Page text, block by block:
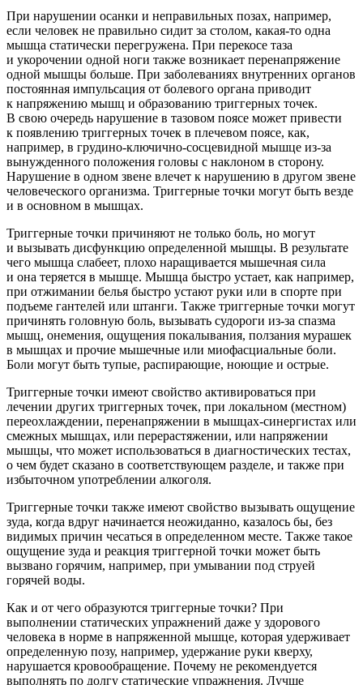
При нарушении осанки и неправильных позах, например,
если человек не правильно сидит за столом, какая-то одна
мышца статически перегружена. При перекосе таза
и укорочении одной ноги также возникает перенапряжение
одной мышцы больше. При заболеваниях внутренних органов
постоянная импульсация от болевого органа приводит
к напряжению мышц и образованию триггерных точек.
В свою очередь нарушение в тазовом поясе может привести
к появлению триггерных точек в плечевом поясе, как,
например, в грудино-ключично-сосцевидной мышце из-за
вынужденного положения головы с наклоном в сторону.
Нарушение в одном звене влечет к нарушению в другом звене
человеческого организма. Триггерные точки могут быть везде
и в основном в мышцах.
Триггерные точки причиняют не только боль, но могут
и вызывать дисфункцию определенной мышцы. В результате
чего мышца слабеет, плохо наращивается мышечная сила
и она теряется в мышце. Мышца быстро устает, как например,
при отжимании белья быстро устают руки или в спорте при
подъеме гантелей или штанги. Также триггерные точки могут
причинять головную боль, вызывать судороги из-за спазма
мышц, онемения, ощущения покалывания, ползания мурашек
в мышцах и прочие мышечные или миофасциальные боли.
Боли могут быть тупые, распирающие, ноющие и острые.
Триггерные точки имеют свойство активироваться при
лечении других триггерных точек, при локальном (местном)
переохлаждении, перенапряжении в мышцах-синергистах или
смежных мышцах, или перерастяжении, или напряжении
мышцы, что может использоваться в диагностических тестах,
о чем будет сказано в соответствующем разделе, и также при
избыточном употреблении алкоголя.
Триггерные точки также имеют свойство вызывать ощущение
зуда, когда вдруг начинается неожиданно, казалось бы, без
видимых причин чесаться в определенном месте. Также такое
ощущение зуда и реакция триггерной точки может быть
вызвано горячим, например, при умывании под струей
горячей воды.
Как и от чего образуются триггерные точки? При
выполнении статических упражнений даже у здорового
человека в норме в напряженной мышце, которая удерживает
определенную позу, например, удержание руки кверху,
нарушается кровообращение. Почему не рекомендуется
выполнять по долгу статические упражнения. Лучше